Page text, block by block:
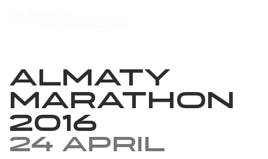
Almaty
Marathon
2016
24 April